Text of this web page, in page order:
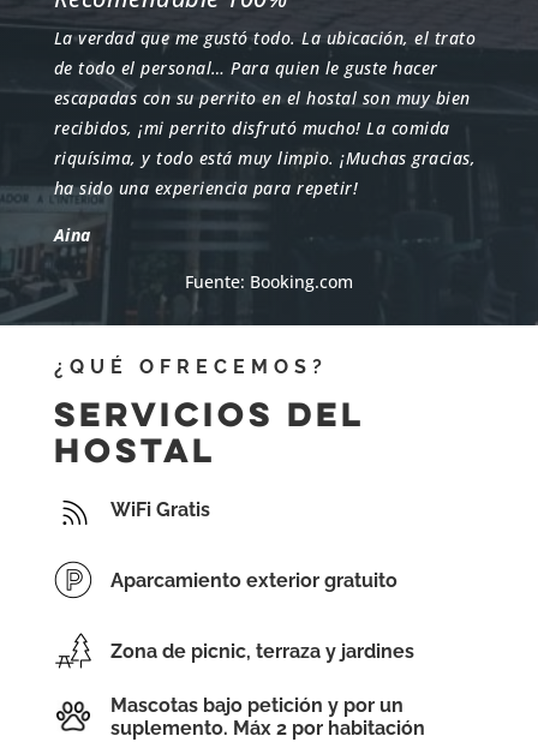
La verdad que me gustó todo. La ubicación, el trato
de todo el personal… Para quien le guste hacer
escapadas con su perrito en el hostal son muy bien
recibidos, ¡mi perrito disfrutó mucho! La comida
riquísima, y todo está muy limpio. ¡Muchas gracias,
ha sido una experiencia para repetir!
Aina
Fuente: Booking.com
¿QUÉ OFRECEMOS?
Servicios del
hostal
 WiFi Gratis
Aparcamiento exterior gratuito
Zona de picnic, terraza y jardines
Mascotas bajo petición y por un
suplemento. Máx 2 por habitación